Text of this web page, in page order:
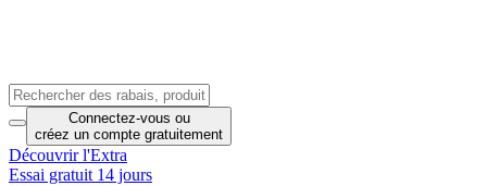
Connectez-vous ou
créez un compte gratuitement
Découvrir l'Extra
Essai gratuit 14 jours